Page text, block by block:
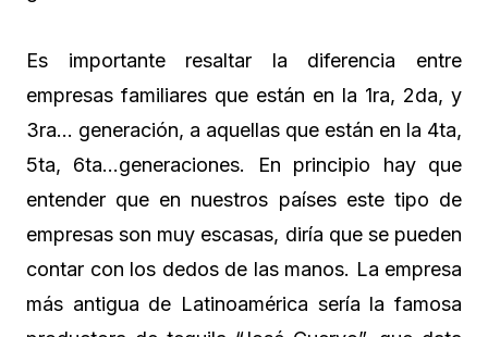
Es importante resaltar la diferencia entre
empresas familiares que están en la 1ra, 2da, y
3ra… generación, a aquellas que están en la 4ta,
5ta, 6ta…generaciones. En principio hay que
entender que en nuestros países este tipo de
empresas son muy escasas, diría que se pueden
contar con los dedos de las manos. La empresa
más antigua de Latinoamérica sería la famosa